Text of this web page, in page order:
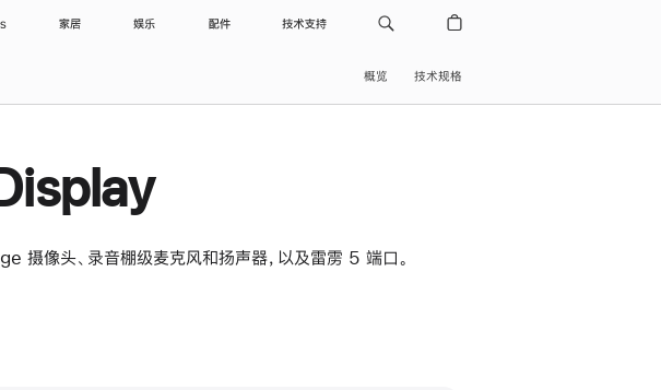
家居 娱乐 配件 技术支持
概览 技术规格
像头、录音棚级麦克风和扬声器，以及雷雳 5 端口。